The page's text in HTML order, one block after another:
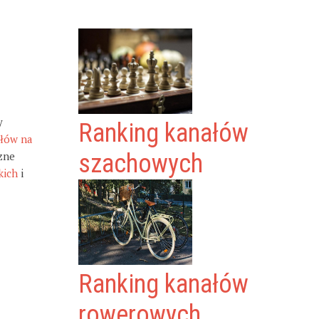
na
i
Ranking kanałów
szachowych
Ranking kanałów